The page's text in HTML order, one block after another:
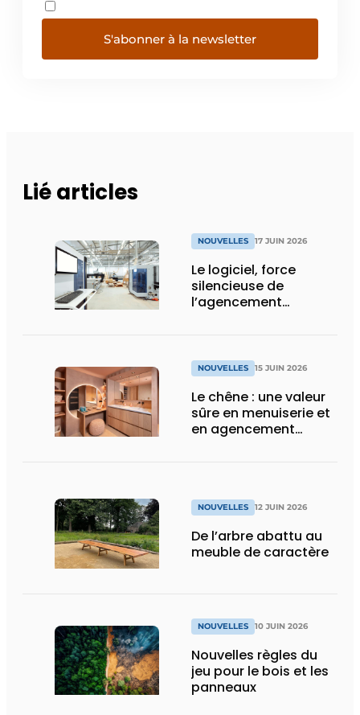
S'abonner à la newsletter
Lié articles
NOUVELLES 17 JUIN 2026
Le logiciel, force
silencieuse de
l’agencement
NOUVELLES 15 JUIN 2026
Le chêne : une valeur
sûre en menuiserie et
en agencement
NOUVELLES 12 JUIN 2026
De l’arbre abattu au
meuble de caractère
NOUVELLES 10 JUIN 2026
Nouvelles règles du
jeu pour le bois et les
panneaux